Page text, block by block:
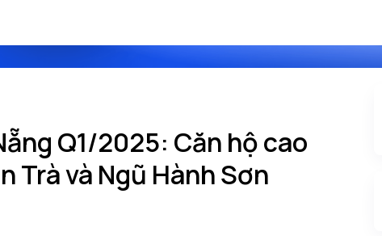
Q1/2025: Căn hộ cao
Trà và Ngũ Hành Sơn